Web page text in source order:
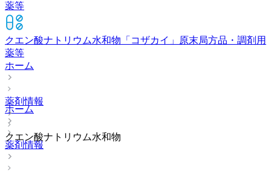
薬等
クエン酸ナトリウム水和物「コザカイ」原末局方品・調剤用
薬等
ホーム
薬剤情報
クエン酸ナトリウム水和物
ホーム
薬剤情報